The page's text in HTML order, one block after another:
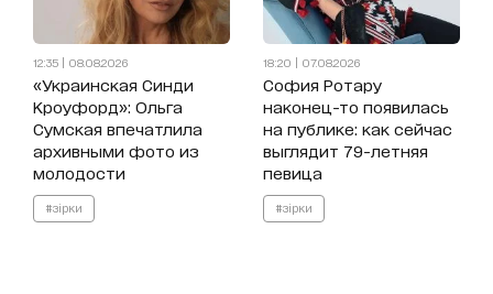
12:35 | 08.08.2026
«Украинская Синди
Кроуфорд»: Ольга
Сумская впечатлила
архивными фото из
молодости
#зірки
18:20 | 07.08.2026
София Ротару
наконец-то появилась
на публике: как сейчас
выглядит 79-летняя
певица
#зірки